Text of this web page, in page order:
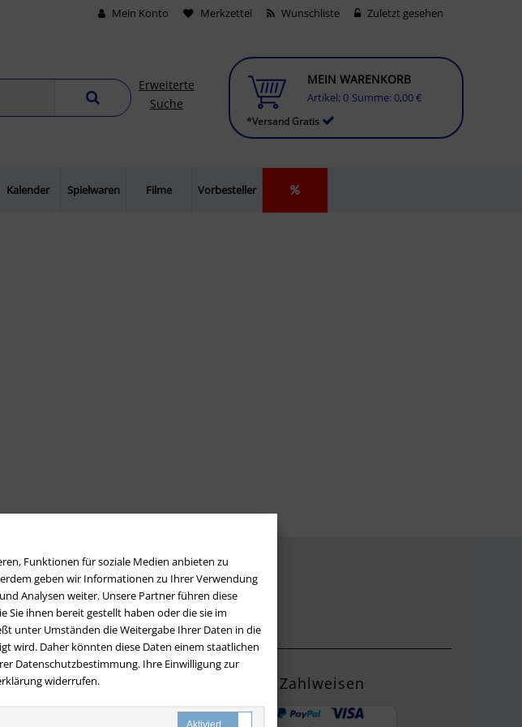
Funktionen für soziale Medien anbieten zu
geben wir Informationen zu Ihrer Verwendung
Analysen weiter. Unsere Partner führen diese
ihnen bereit gestellt haben oder die sie im
unter Umständen die Weitergabe Ihrer Daten in die
wird. Daher könnten diese Daten einem staatlichen
Datenschutzbestimmung. Ihre Einwilligung zur
widerrufen.
Mein Konto Merkzettel Wunschliste Zuletzt gesehen
Erweiterte
Suche
*Versand Gratis
MEIN WARENKORB
Artikel: 0 Summe: 0,00 €
Kalender Spielwaren Filme Vorbesteller
LOS
Vorteile bei uns Zahlweisen